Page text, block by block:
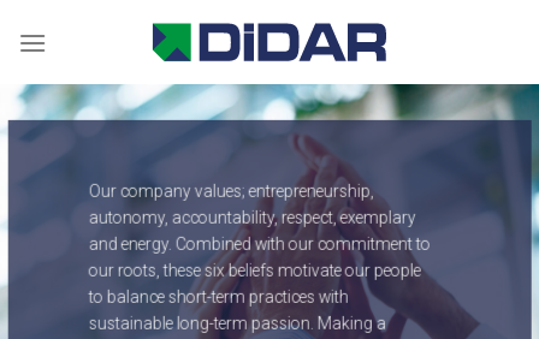
Our company values; entrepreneurship,
autonomy, accountability, respect, exemplary
and energy. Combined with our commitment to
our roots, these six beliefs motivate our people
to balance short-term practices with
sustainable long-term passion. Making a